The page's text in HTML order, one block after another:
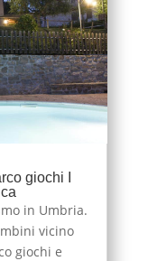
giochi I
in Umbria.
vicino
giochi e